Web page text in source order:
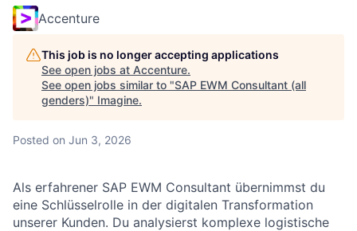
Accenture
This job is no longer accepting applications
See open jobs at Accenture.
See open jobs similar to "SAP EWM Consultant (all
genders)" Imagine.
Posted on Jun 3, 2026
Als erfahrener SAP EWM Consultant übernimmst du
eine Schlüsselrolle in der digitalen Transformation
unserer Kunden. Du analysierst komplexe logistische